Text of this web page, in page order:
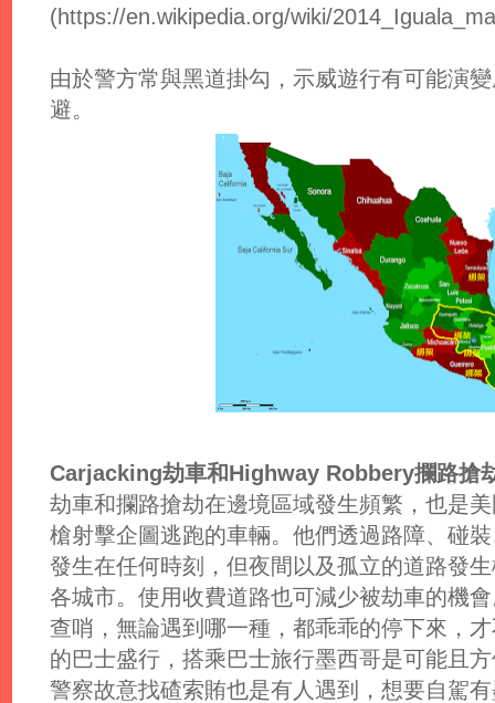
(https://en.wikipedia.org/wiki/
由於警方常與黑道掛勾，示威遊行有可能演
避。
Carjacking劫車和Highway Robbery攔路搶
劫車和攔路搶劫在邊境區域發生頻繁，也是
槍射擊企圖逃跑的車輛。他們透過路障、碰
發生在任何時刻，但夜間以及孤立的道路發
各城市。使用收費道路也可減少被劫車的機
查哨，無論遇到哪一種，都乖乖的停下來，
的巴士盛行，搭乘巴士旅行墨西哥是可能且
警察故意找碴索賄也是有人遇到，想要自駕